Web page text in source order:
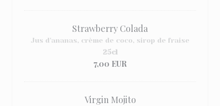
Strawberry Colada
Jus d'ananas, crème de coco, sirop de fraise
7,00 EUR
25cl
Virgin Mojito